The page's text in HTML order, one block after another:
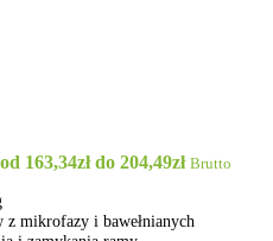
163,34zł do 204,49zł Brutto
z mikrofazy i bawełnianych